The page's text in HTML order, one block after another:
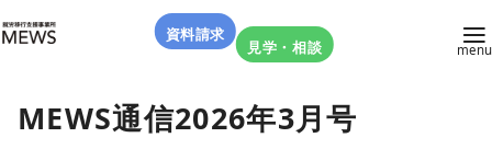
資料請求
見学・相談
MEWS通信2026年3月号